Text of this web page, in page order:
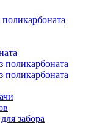
поликарбоната
поликарбоната
забора